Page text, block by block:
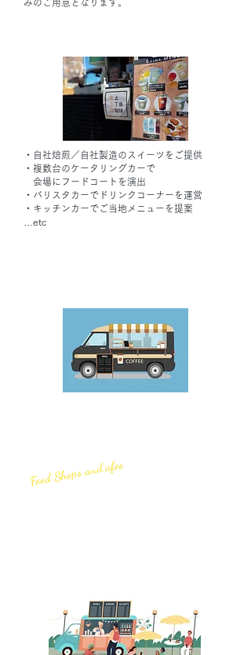
みのご用意となります。
・自社焙煎／自社製造のスイーツをご提供
・複数台のケータリングカーで
会場にフードコートを演出
・バリスタカーでドリンクコーナーを運営
・キッチンカーでご当地メニューを提案
…etc
Food Shops and afes